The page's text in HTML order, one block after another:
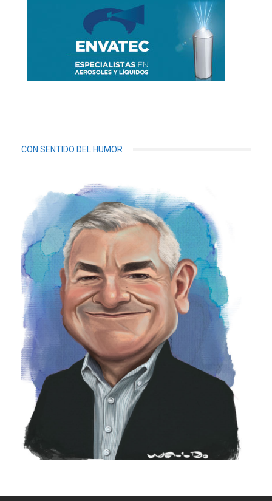
CON SENTIDO DEL HUMOR